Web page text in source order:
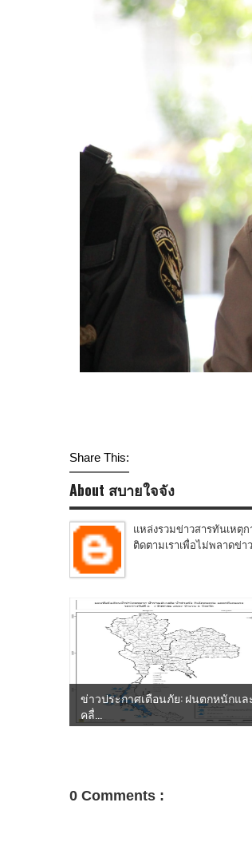
Share This:
About สบายใจจัง
แหล่งรวมข่าวสารทันเหตุ
ติดตามเราเพื่อไม่พลาดข่
ข่าวประกาศเตือนภัย: ฝนตกหนักแล
คลื่...
0 Comments :